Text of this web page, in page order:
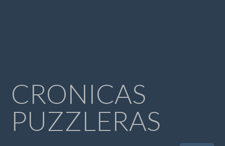
CRONICAS
PUZZLERAS